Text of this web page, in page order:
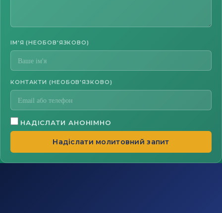
ІМ'Я (НЕОБОВ'ЯЗКОВО)
КОНТАКТИ (НЕОБОВ'ЯЗКОВО)
НАДІСЛАТИ АНОНІМНО
Надіслати молитовний запит